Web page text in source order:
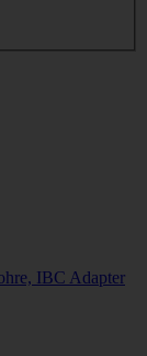
IBC Adapter